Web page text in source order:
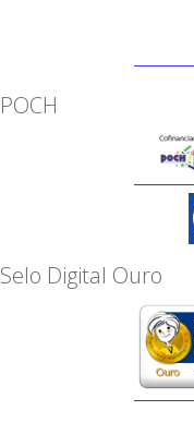
POCH
Selo Digital Ouro